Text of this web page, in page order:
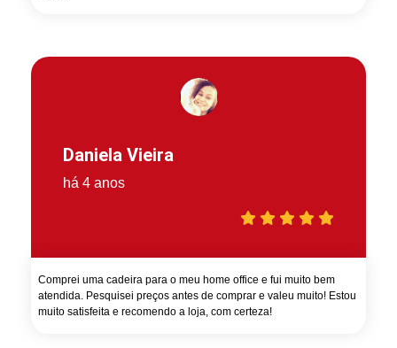
Daniela Vieira
há 4 anos
Comprei uma cadeira para o meu home office e fui muito bem
atendida. Pesquisei preços antes de comprar e valeu muito! Estou
muito satisfeita e recomendo a loja, com certeza!